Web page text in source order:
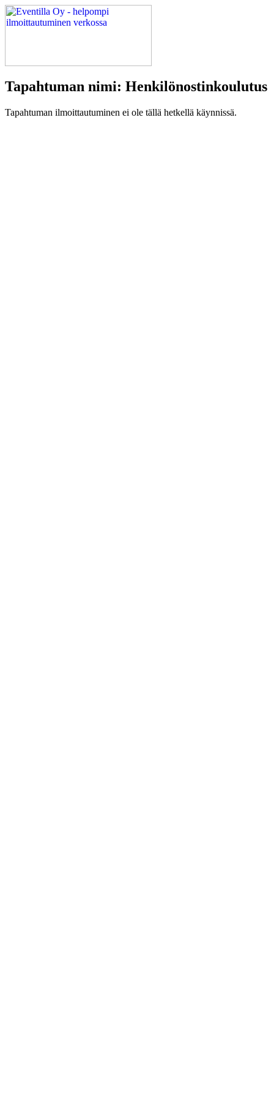
Tapahtuman nimi: Henkilönostinkoulutus
Tapahtuman ilmoittautuminen ei ole tällä hetkellä käynnissä.